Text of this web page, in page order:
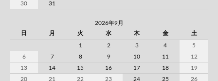
30
31
2026年9月
日
月 火 水 木 金 土
1 2 3 4
5
6
7 8 9 10 11
12
13
14 15 16 17 18
19
20
21 22 23 24 25
26